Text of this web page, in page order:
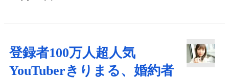
登録者100万人超人気
YouTuberきりまる、婚約者